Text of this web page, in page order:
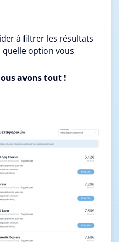
à filtrer les résultats
option vous
avons tout !